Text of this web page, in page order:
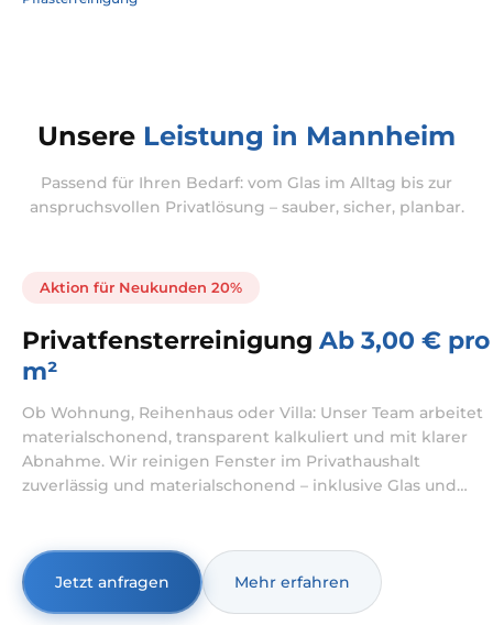
Unsere Leistung in Mannheim
Passend für Ihren Bedarf: vom Glas im Alltag bis zur
anspruchsvollen Privatlösung – sauber, sicher, planbar.
Aktion für Neukunden 20%
Privatfensterreinigung Ab 3,00 € pro
m²
Ob Wohnung, Reihenhaus oder Villa: Unser Team arbeitet
materialschonend, transparent kalkuliert und mit klarer
Abnahme. Wir reinigen Fenster im Privathaushalt
zuverlässig und materialschonend – inklusive Glas und
auch Fensterreinigung Haus mit klarer Abnahme vor Ort.
Jetzt anfragen
Mehr erfahren